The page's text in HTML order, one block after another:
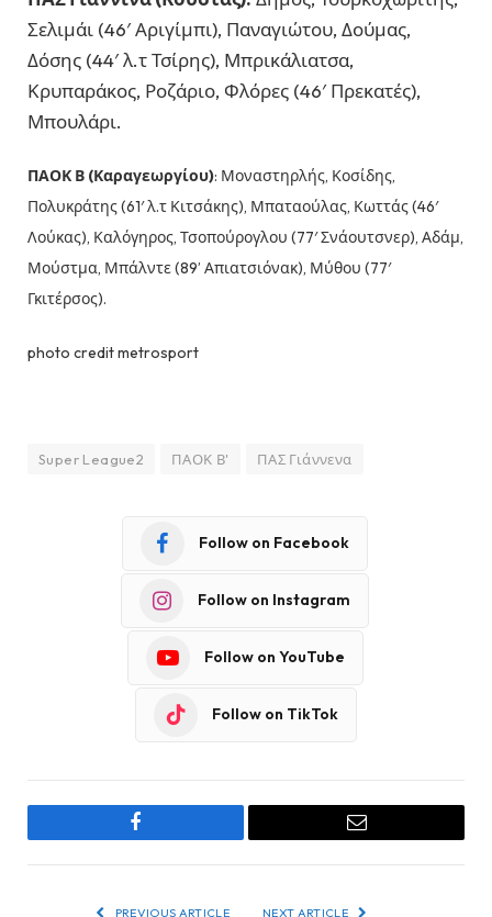
Σελιμάι (46′ Αριγίμπι), Παναγιώτου, Δούμας,
Δόσης (44′ λ.τ Τσίρης), Μπρικάλιατσα,
Κρυπαράκος, Ροζάριο, Φλόρες (46′ Πρεκατές),
Μπουλάρι.
ΠΑΟΚ Β (Καραγεωργίου): Μοναστηρλής, Κοσίδης,
Πολυκράτης (61′ λ.τ Κιτσάκης), Μπαταούλας, Κωττάς (46′
Λούκας), Καλόγηρος, Τσοπούρογλου (77′ Σνάουτσνερ), Αδάμ,
Μούστμα, Μπάλντε (89’ Απιατσιόνακ), Μύθου (77′
Γκιτέρσος).
photo credit metrosport
Super League2 ΠΑΟΚ Β' ΠΑΣ Γιάννενα
Follow on Facebook
Follow on Instagram
Follow on YouTube
Follow on TikTok
Facebook Email
PREVIOUS ARTICLE NEXT ARTICLE